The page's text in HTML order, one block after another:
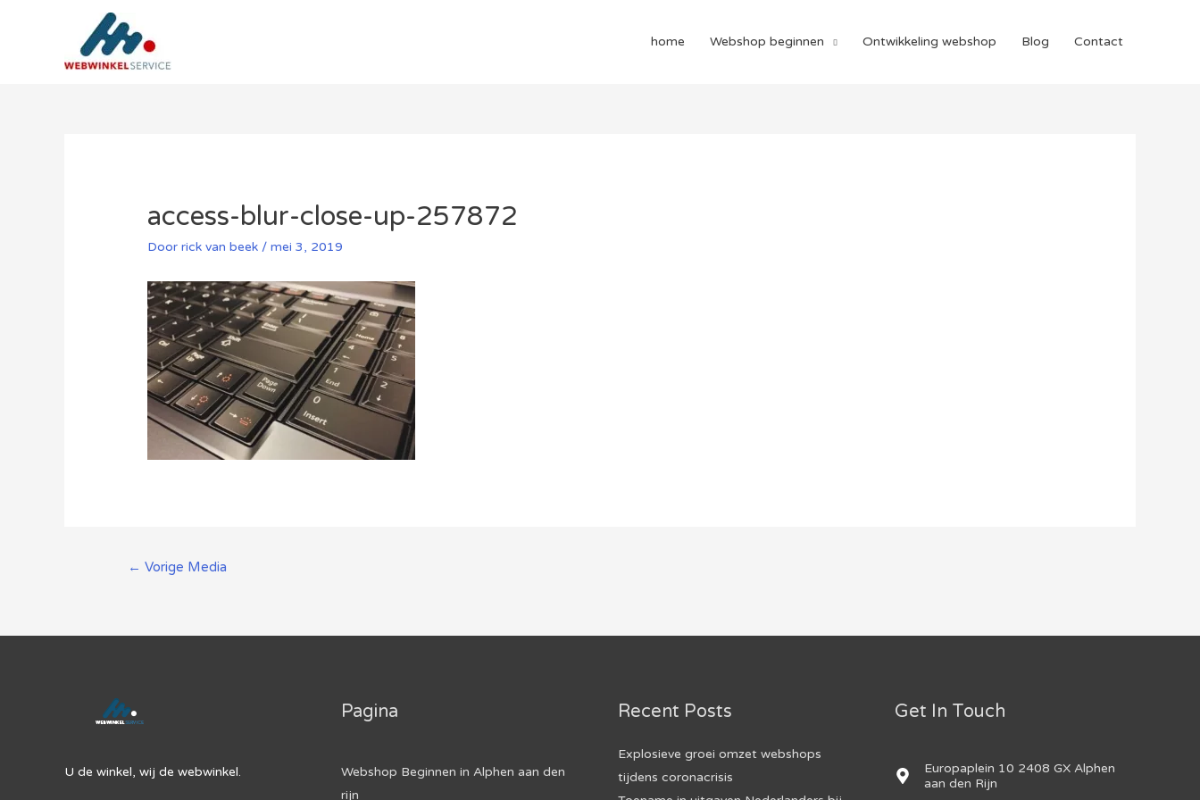
home Webshop beginnen Ontwikkeling webshop Blog Contact
access-blur-close-up-257872
Doorrick van beek /mei 3, 2019
Berichtnavigatie
← Vorige Media
U de winkel, wij de webwinkel.
Pagina
Webshop Beginnen in Alphen aan den
rijn
Recent Posts
Explosieve groei omzet webshops
tijdens coronacrisis
Get In Touch
Europaplein 10 2408 GX Alphen
aan den Rijn